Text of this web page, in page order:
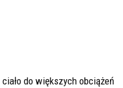
do większych obciążeń